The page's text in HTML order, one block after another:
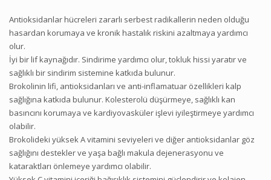
Antioksidanlar hücreleri zararlı serbest radikallerin neden olduğu
hasardan korumaya ve kronik hastalık riskini azaltmaya yardımcı
olur.
İyi bir lif kaynağıdır. Sindirime yardımcı olur, tokluk hissi yaratır ve
sağlıklı bir sindirim sistemine katkıda bulunur.
Brokolinin lifi, antioksidanları ve anti-inflamatuar özellikleri kalp
sağlığına katkıda bulunur. Kolesterolü düşürmeye, sağlıklı kan
basıncını korumaya ve kardiyovasküler işlevi iyileştirmeye yardımcı
olabilir.
Brokolideki yüksek A vitamini seviyeleri ve diğer antioksidanlar göz
sağlığını destekler ve yaşa bağlı makula dejenerasyonu ve
kataraktları önlemeye yardımcı olabilir.